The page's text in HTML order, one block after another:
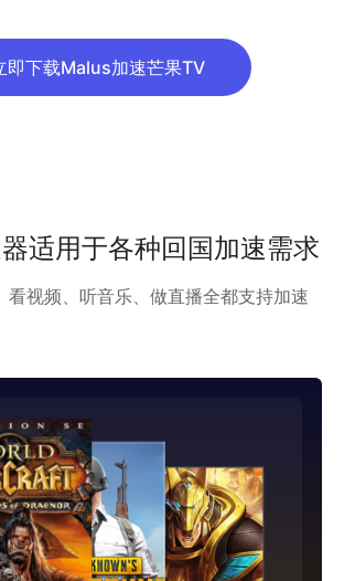
即下载Malus加速芒果TV
适用于各种回国加速需求
看视频、听音乐、做直播全都支持加速